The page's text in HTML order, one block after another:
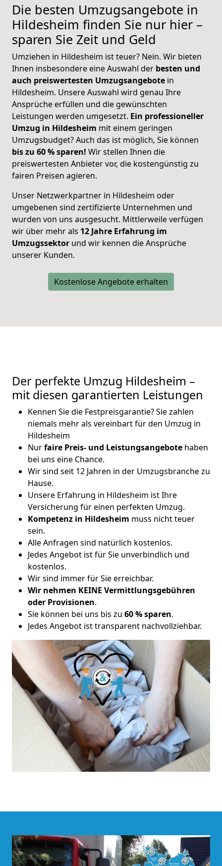
Die besten Umzugsangebote in
Hildesheim finden Sie nur hier –
sparen Sie Zeit und Geld
Umziehen in Hildesheim ist teuer? Nein. Wir bieten
Ihnen insbesondere eine Auswahl der besten und
auch preiswertesten Umzugsangebote in
Hildesheim. Unsere Auswahl wird genau Ihre
Ansprüche erfüllen und die gewünschten
Leistungen werden umgesetzt. Ein professioneller
Umzug in Hildesheim mit einem geringen
Umzugsbudget? Auch das ist möglich, Sie können
bis zu 60 % sparen! Wir stellen Ihnen die
preiswertesten Anbieter vor, die kostengünstig zu
fairen Preisen agieren.
Unser Netzwerkpartner in Hildesheim oder
umgebenen sind zertifizierte Unternehmen und
wurden von uns ausgesucht. Mittlerweile verfügen
wir über mehr als 12 Jahre Erfahrung im
Umzugssektor und wir kennen die Ansprüche
unserer Kunden.
Kostenlose Angebote erhalten
Der perfekte Umzug Hildesheim –
mit diesen garantierten Leistungen
Kennen Sie die Festpreisgarantie? Sie zahlen
niemals mehr als vereinbart für den Umzug in
Hildesheim
Nurfaire Preis- und Leistungsangebote haben
bei uns eine Chance.
Wir sind seit 12 Jahren in der Umzugsbranche zu
Hause.
Unsere Erfahrung in Hildesheim ist Ihre
Versicherung für einen perfekten Umzug.
Kompetenz in Hildesheim muss nicht teuer
sein.
Alle Anfragen sind natürlich kostenlos.
Jedes Angebot ist für Sie unverbindlich und
kostenlos.
Wir sind immer für Sie erreichbar.
Wir nehmen KEINE Vermittlungsgebühren
oder Provisionen.
Sie können bei uns bis zu 60 % sparen.
Jedes Angebot ist transparent nachvollziehbar.